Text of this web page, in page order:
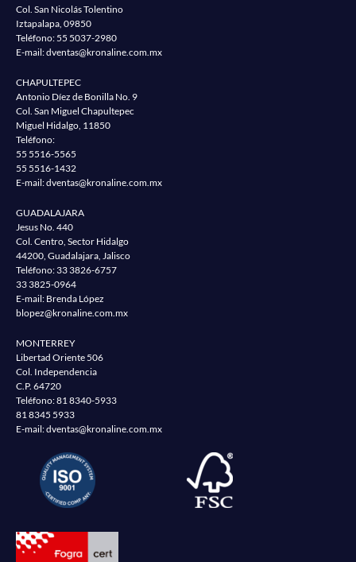
Col. San Nicolás Tolentino
Iztapalapa, 09850
Teléfono:55 5037-2980
E-mail:dventas@kronaline.com.mx
CHAPULTEPEC
Antonio Díez de Bonilla No. 9
Col. San Miguel Chapultepec
Miguel Hidalgo, 11850
Teléfono:
55 5516-5565
55 5516-1432
E-mail:dventas@kronaline.com.mx
GUADALAJARA
Jesus No. 440
Col. Centro, Sector Hidalgo
44200, Guadalajara, Jalisco
Teléfono: 33 3826-6757
33 3825-0964
E-mail: Brenda López
blopez@kronaline.com.mx
MONTERREY
Libertad Oriente 506
Col. Independencia
C.P. 64720
Teléfono:81 8340-5933
81 8345 5933
E-mail:dventas@kronaline.com.mx